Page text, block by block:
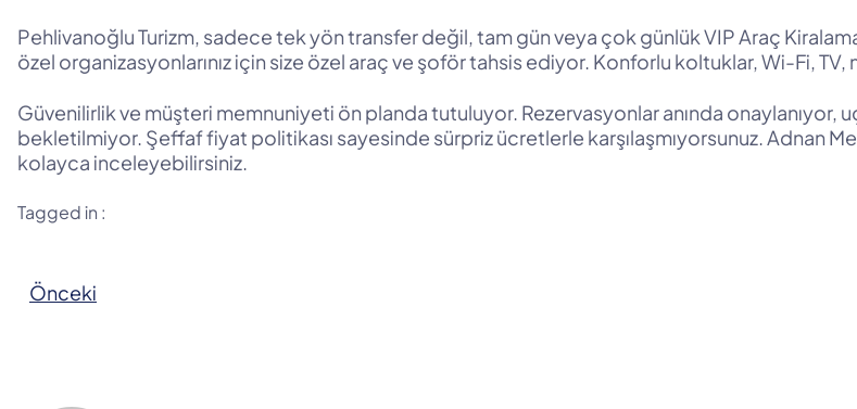
Pehlivanoğlu Turizm, sadece tek yön transfer değil, tam gün veya çok günlük VIP Araç
özel organizasyonlarınız için size özel araç ve şoför tahsis ediyor. Konforlu koltuklar, Wi-Fi,
Güvenilirlik ve müşteri memnuniyeti ön planda tutuluyor. Rezervasyonlar anında onaylanıyor,
bekletilmiyor. Şeffaf fiyat politikası sayesinde sürpriz ücretlerle karşılaşmıyorsunuz. Adnan
kolayca inceleyebilirsiniz.
Tagged in :
Önceki